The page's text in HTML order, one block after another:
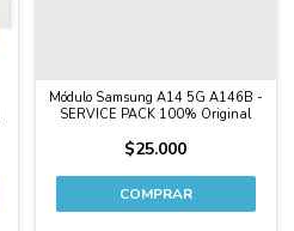
Módulo Samsung A14 5G A146B -
SERVICE PACK 100% Original
$25.000